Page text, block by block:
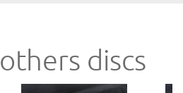
discs